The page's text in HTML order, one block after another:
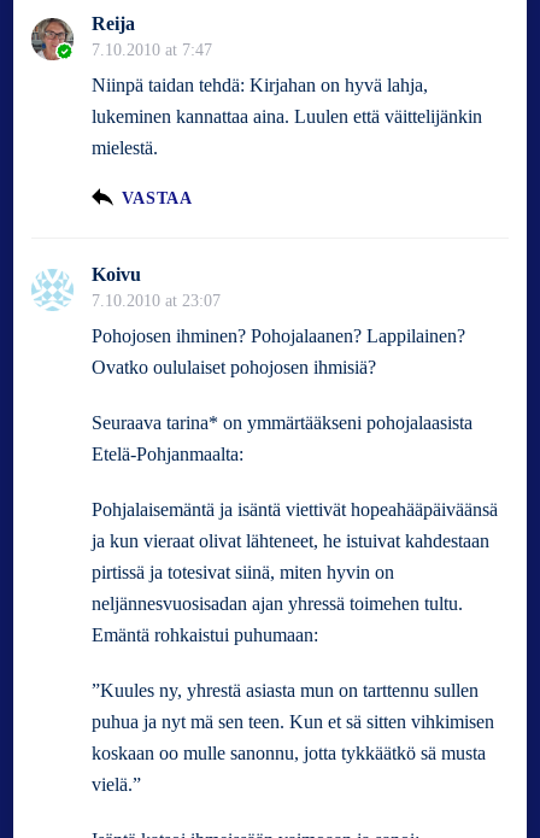
Reija
7.10.2010 at 7:47
Niinpä taidan tehdä: Kirjahan on hyvä lahja,
lukeminen kannattaa aina. Luulen että väittelijänkin
mielestä.
VASTAA
Koivu
7.10.2010 at 23:07
Pohojosen ihminen? Pohojalaanen? Lappilainen?
Ovatko oululaiset pohojosen ihmisiä?
Seuraava tarina* on ymmärtääkseni pohojalaasista
Etelä-Pohjanmaalta:
Pohjalaisemäntä ja isäntä viettivät hopeahääpäiväänsä
ja kun vieraat olivat lähteneet, he istuivat kahdestaan
pirtissä ja totesivat siinä, miten hyvin on
neljännesvuosisadan ajan yhressä toimehen tultu.
Emäntä rohkaistui puhumaan:
”Kuules ny, yhrestä asiasta mun on tarttennu sullen
puhua ja nyt mä sen teen. Kun et sä sitten vihkimisen
koskaan oo mulle sanonnu, jotta tykkäätkö sä musta
vielä.”